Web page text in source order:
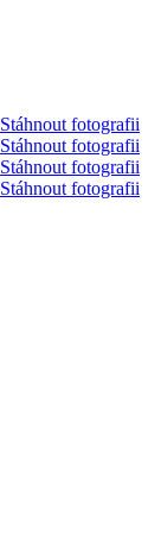
Stáhnout fotografii
Stáhnout fotografii
Stáhnout fotografii
Stáhnout fotografii